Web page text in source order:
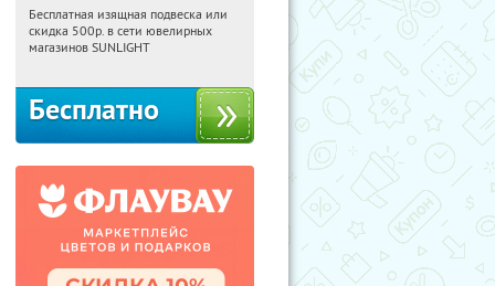
17:37:20 Получили:
Россия
Бесплатная изящная подвеска или
скидка 500р. в сети ювелирных
магазинов SUNLIGHT
Бесплатно